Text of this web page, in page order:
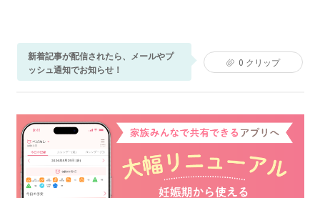
新着記事が配信されたら、メールやプ
ッシュ通知でお知らせ！
0 クリップ